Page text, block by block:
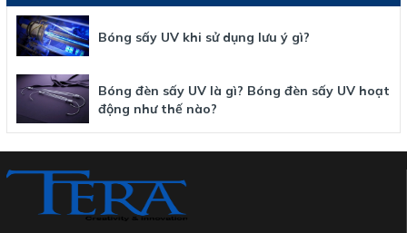
Bóng sấy UV khi sử dụng lưu ý gì?
Bóng đèn sấy UV là gì? Bóng đèn sấy UV hoạt
động như thế nào?